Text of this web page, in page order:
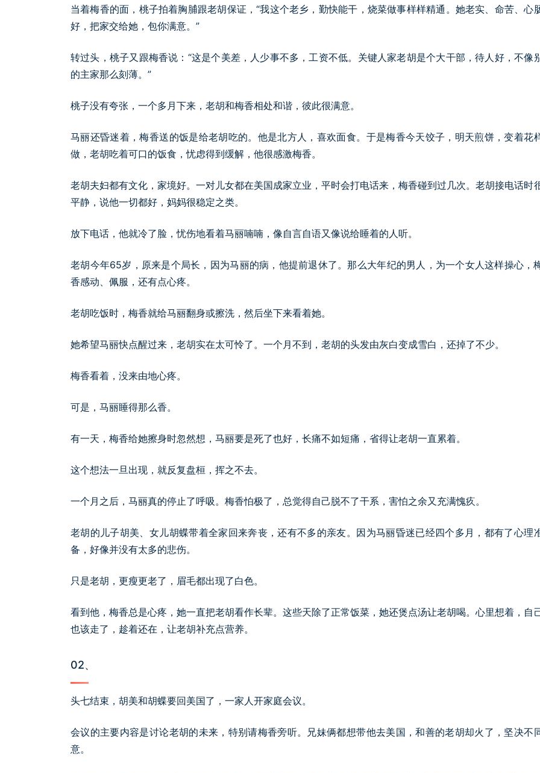
当着梅香的面，桃子拍着胸脯跟老胡保证，“我这个老乡，勤快能干，烧菜做事样样精通。她老实、命苦、心
好，把家交给她，包你满意。”
转过头，桃子又跟梅香说：“这是个美差，人少事不多，工资不低。关键人家老胡是个大干部，待人好，不像
的主家那么刻薄。”
桃子没有夸张，一个多月下来，老胡和梅香相处和谐，彼此很满意。
马丽还昏迷着，梅香送的饭是给老胡吃的。他是北方人，喜欢面食。于是梅香今天饺子，明天煎饼，变着花
做，老胡吃着可口的饭食，忧虑得到缓解，他很感激梅香。
老胡夫妇都有文化，家境好。一对儿女都在美国成家立业，平时会打电话来，梅香碰到过几次。老胡接电话时
平静，说他一切都好，妈妈很稳定之类。
放下电话，他就冷了脸，忧伤地看着马丽喃喃，像自言自语又像说给睡着的人听。
老胡今年65岁，原来是个局长，因为马丽的病，他提前退休了。那么大年纪的男人，为一个女人这样操心，
香感动、佩服，还有点心疼。
老胡吃饭时，梅香就给马丽翻身或擦洗，然后坐下来看着她。
她希望马丽快点醒过来，老胡实在太可怜了。一个月不到，老胡的头发由灰白变成雪白，还掉了不少。
梅香看着，没来由地心疼。
可是，马丽睡得那么香。
有一天，梅香给她擦身时忽然想，马丽要是死了也好，长痛不如短痛，省得让老胡一直累着。
这个想法一旦出现，就反复盘桓，挥之不去。
一个月之后，马丽真的停止了呼吸。梅香怕极了，总觉得自己脱不了干系，害怕之余又充满愧疚。
老胡的儿子胡美、女儿胡蝶带着全家回来奔丧，还有不多的亲友。因为马丽昏迷已经四个多月，都有了心理
备，好像并没有太多的悲伤。
只是老胡，更瘦更老了，眉毛都出现了白色。
看到他，梅香总是心疼，她一直把老胡看作长辈。这些天除了正常饭菜，她还煲点汤让老胡喝。心里想着，自
也该走了，趁着还在，让老胡补充点营养。
02、
头七结束，胡美和胡蝶要回美国了，一家人开家庭会议。
会议的主要内容是讨论老胡的未来，特别请梅香旁听。兄妹俩都想带他去美国，和善的老胡却火了，坚决不
意。